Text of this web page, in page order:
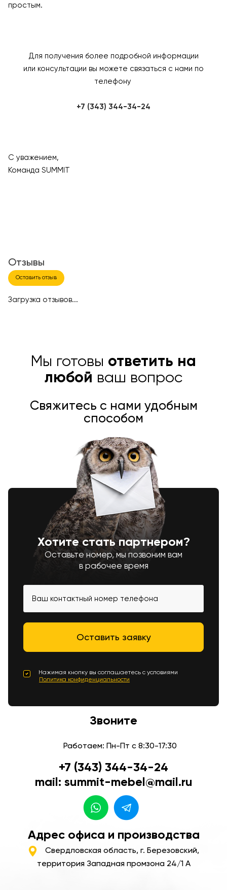
простым.
Для получения более подробной информации
или консультации вы можете связаться с нами по
телефону
+7 (343) 344-34-24
С уважением,
Команда SUMMIT
Отзывы
Оставить отзыв
Загрузка отзывов...
Мы готовы ответить на
любой ваш вопрос
Свяжитесь с нами удобным
способом
Хотите стать партнером?
Оставьте номер, мы позвоним вам
в рабочее время
Нажимая кнопку вы соглашаетесь с условиями
Политика конфиденциальности
Звоните
Работаем: Пн-Пт с 8:30-17:30
+7 (343) 344-34-24
mail: summit-mebel@mail.ru
Адрес офиса и производства
Свердловская область, г. Березовский,
территория Западная промзона 24/1 А